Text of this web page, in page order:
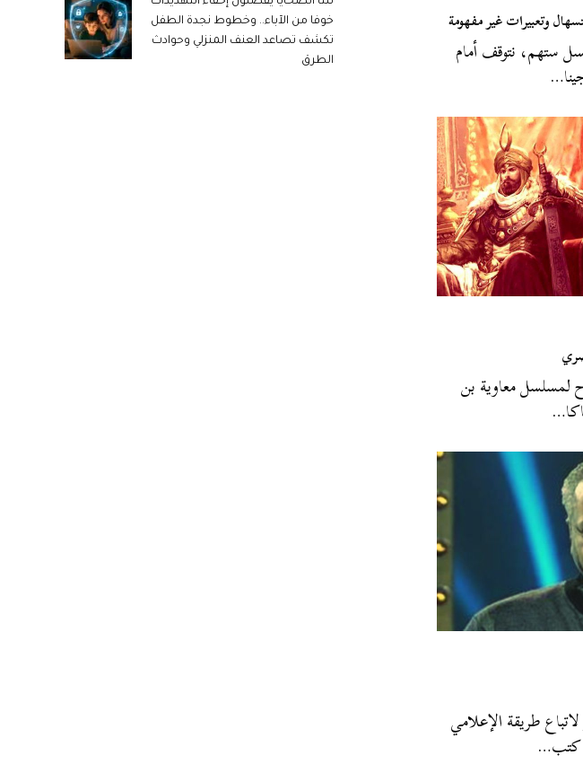
وتعبيرات غير مفهومة
ستهم، نتوقف أمام
لمسلسل معاوية بن
طريقة الإعلامي
كتب…
خوفا من الآباء.. وخطوط نجدة الطفل
تكشف تصاعد العنف المنزلي وحوادث
الطرق